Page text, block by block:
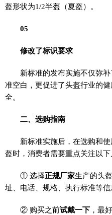
盔形状为1/2半盔（夏盔）。
05
修改了标识要求
新标准的发布实施不仅弥
准空白，更促进了头盔行业的
全。
二、选购指南
新标准实施后，在选购和
盔时，消费者需要重点关注以下
① 选择正规厂家生产的头
址、电话、规格、执行标准等信
② 购买之前试戴一下 ，最